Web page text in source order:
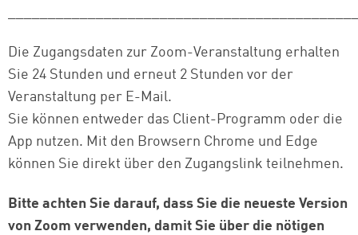
Die Zugangsdaten zur Zoom-Veranstaltung erhalten
Sie 24 Stunden und erneut 2 Stunden vor der
Veranstaltung per E-Mail.
Sie können entweder das Client-Programm oder die
App nutzen. Mit den Browsern Chrome und Edge
können Sie direkt über den Zugangslink teilnehmen.
Bitte achten Sie darauf, dass Sie die neueste Version
von Zoom verwenden, damit Sie über die nötigen